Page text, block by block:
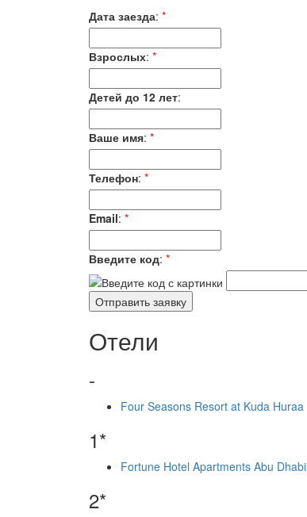
Дата заезда: *
Взрослых: *
Детей до 12 лет:
Ваше имя: *
Телефон: *
Email: *
Введите код: *
Отели
-
Four Seasons Resort at Kuda Huraa
1*
Fortune Hotel Apartments Abu Dhabi
2*